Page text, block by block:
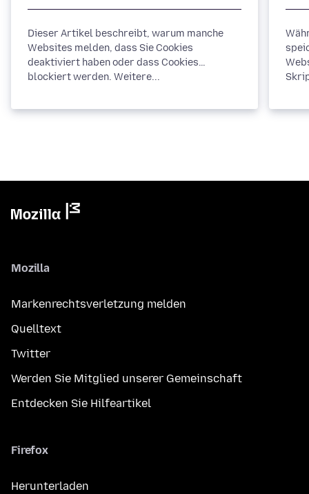
Dieser Artikel beschreibt, warum manche
Websites melden, dass Sie Cookies
deaktiviert haben oder dass Cookies
blockiert werden. Weitere...
Mozilla
Markenrechtsverletzung melden
Quelltext
Twitter
Werden Sie Mitglied unserer Gemeinschaft
Entdecken Sie Hilfeartikel
Firefox
Herunterladen